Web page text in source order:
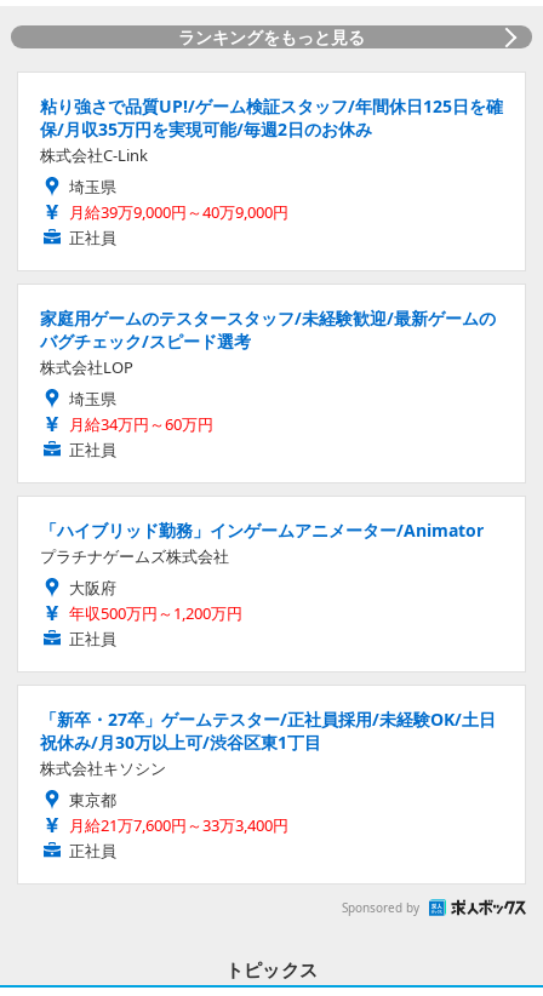
ランキングをもっと見る
粘り強さで品質UP!/ゲーム検証スタッフ/年間休日125日を確
保/月収35万円を実現可能/毎週2日のお休み
株式会社C-Link
埼玉県
月給39万9,000円～40万9,000円
正社員
家庭用ゲームのテスタースタッフ/未経験歓迎/最新ゲームの
バグチェック/スピード選考
株式会社LOP
埼玉県
月給34万円～60万円
正社員
「ハイブリッド勤務」インゲームアニメーター/Animator
プラチナゲームズ株式会社
大阪府
年収500万円～1,200万円
正社員
「新卒・27卒」ゲームテスター/正社員採用/未経験OK/土日
祝休み/月30万以上可/渋谷区東1丁目
株式会社キソシン
東京都
月給21万7,600円～33万3,400円
正社員
Sponsored by
トピックス